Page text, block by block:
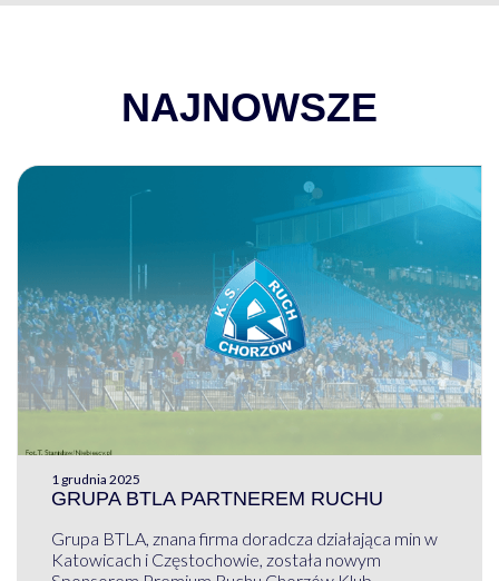
NAJNOWSZE
1 grudnia 2025
GRUPA BTLA PARTNEREM RUCHU
Grupa BTLA, znana firma doradcza działająca min w
Katowicach i Częstochowie, została nowym